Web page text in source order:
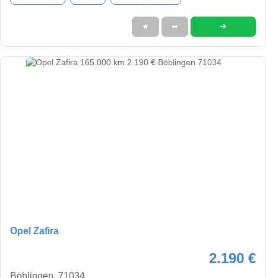
★ ➦ ➜
Opel Zafira
2.190 €
Böblingen, 71034